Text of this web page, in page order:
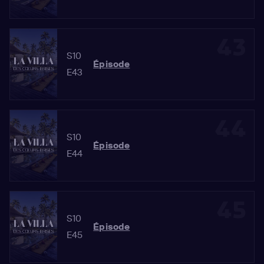
S10
E43
Épisode
S10
E44
Épisode
S10
E45
Épisode